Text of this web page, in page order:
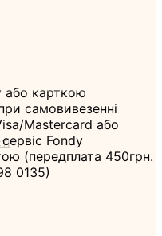
або карткою
самовивезенні
Mastercard або
Fondy
(передплата 450грн.
0135)